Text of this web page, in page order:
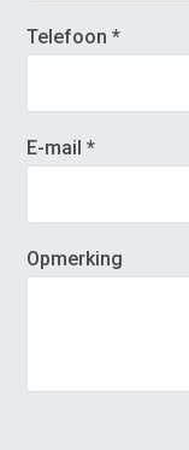
Telefoon *
E-mail *
Opmerking